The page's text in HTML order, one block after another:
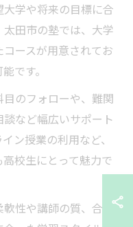
学や将来の目標に合
田市の塾では、大学
ースが用意されてお
です。
のフォローや、難関
など幅広いサポート
ン授業の利用など、
校生にとって魅力で
性や講師の質、合格